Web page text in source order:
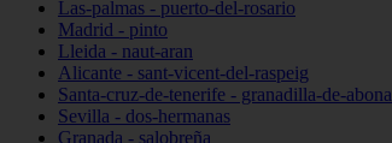
Las-palmas - puerto-del-rosario
Madrid - pinto
Lleida - naut-aran
Alicante - sant-vicent-del-raspeig
Santa-cruz-de-tenerife - granadilla-de-abona
Sevilla - dos-hermanas
Granada - salobreña